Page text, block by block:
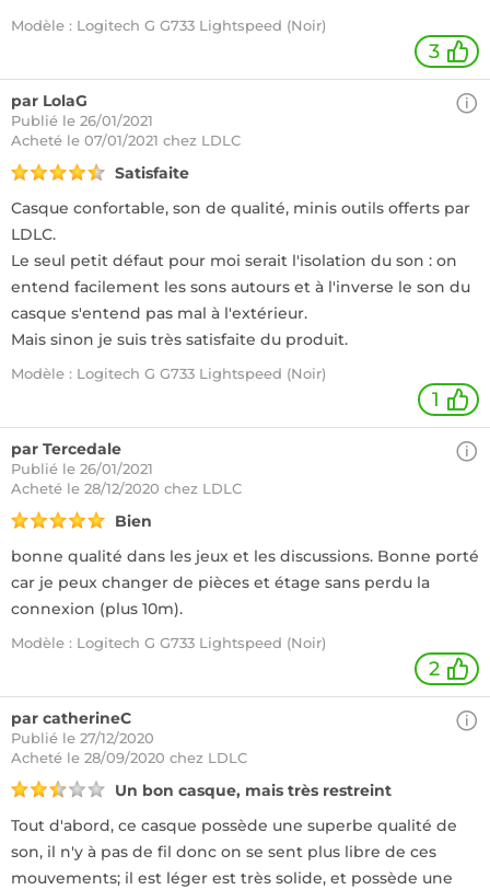
Modèle : Logitech G G733 Lightspeed (Noir)
3
par LolaG
Publié le 26/01/2021
Acheté le 07/01/2021 chez LDLC
Satisfaite
Casque confortable, son de qualité, minis outils offerts par
LDLC.
Le seul petit défaut pour moi serait l'isolation du son : on
entend facilement les sons autours et à l'inverse le son du
casque s'entend pas mal à l'extérieur.
Mais sinon je suis très satisfaite du produit.
Modèle : Logitech G G733 Lightspeed (Noir)
1
par Tercedale
Publié le 26/01/2021
Acheté le 28/12/2020 chez LDLC
Bien
bonne qualité dans les jeux et les discussions. Bonne porté
car je peux changer de pièces et étage sans perdu la
connexion (plus 10m).
Modèle : Logitech G G733 Lightspeed (Noir)
2
par catherineC
Publié le 27/12/2020
Acheté le 28/09/2020 chez LDLC
Un bon casque, mais très restreint
Tout d'abord, ce casque possède une superbe qualité de
son, il n'y à pas de fil donc on se sent plus libre de ces
mouvements; il est léger est très solide, et possède une